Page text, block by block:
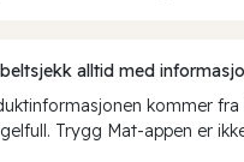
alltid med
kommer
Trygg Mat-appen er